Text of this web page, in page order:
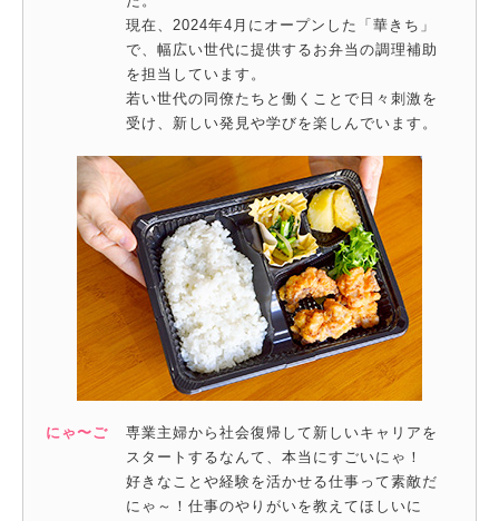
現在、2024年4月にオープンした「華きち」
で、幅広い世代に提供するお弁当の調理補助
を担当しています。
若い世代の同僚たちと働くことで日々刺激を
受け、新しい発見や学びを楽しんでいます。
にゃ〜ご
専業主婦から社会復帰して新しいキャリアを
スタートするなんて、本当にすごいにゃ！
好きなことや経験を活かせる仕事って素敵だ
にゃ～！仕事のやりがいを教えてほしいに